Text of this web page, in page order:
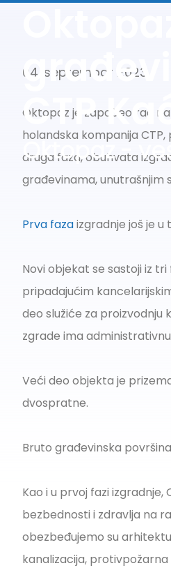
CTP
Oktopaz -
04. septembar 2023
Oktopaz je započeo rad
holandska kompanija
druga faza, obuhvata
građevinama, unutrašnjim
Prva fazaizgradnje još je u
Novi objekat se sastoji iz
pripadajućim
deo služiće za proizvodnju
zgrade ima
Veći deo objekta je
dvospratne.
Bruto građevinska
Kao i u prvoj fazi
bezbednosti i zdravlja na
obezbeđujemo su
kanalizacija,